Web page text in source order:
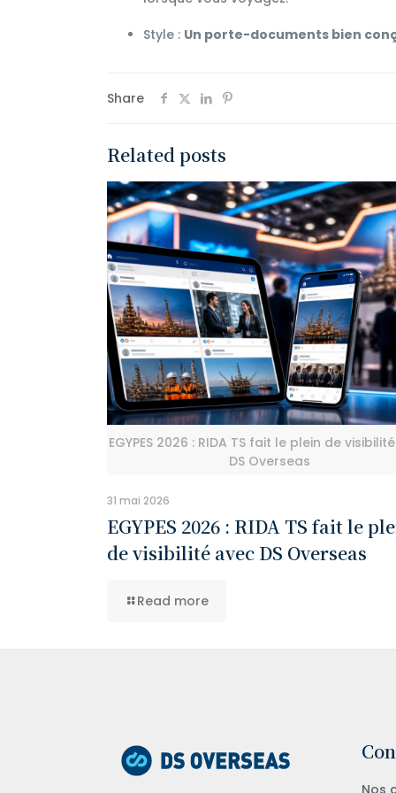
Style : Un porte-documents bien
Share
Related posts
EGYPES 2026 : RIDA TS fait le plein de
DS Overseas
31 mai 2026
EGYPES 2026 : RIDA TS fait le
de visibilité avec DS Overseas
Read more